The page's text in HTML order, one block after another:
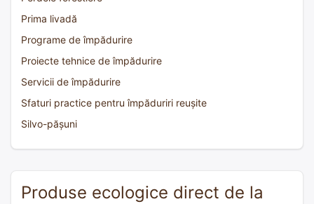
Prima livadă
Programe de împădurire
Proiecte tehnice de împădurire
Servicii de împădurire
Sfaturi practice pentru împăduriri reușite
Silvo-pășuni
Produse ecologice direct de la